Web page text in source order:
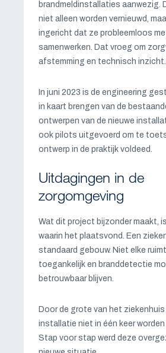
brandmeldinstallaties aanwezig.
niet alleen worden vernieuwd,
ingericht dat ze probleemloos
samenwerken. Dat vroeg om
afstemming en technisch inzicht.
In juni 2023 is de engineering
in kaart brengen van de
ontwerpen van de nieuwe
ook pilots uitgevoerd om te
ontwerp in de praktijk voldeed.
Uitdagingen in de
zorgomgeving
Wat dit project bijzonder maakt,
waarin het plaatsvond. Een
standaard gebouw. Niet elke
toegankelijk en branddetectie
betrouwbaar blijven.
Door de grote van het
installatie niet in één keer worden
Stap voor stap werd deze